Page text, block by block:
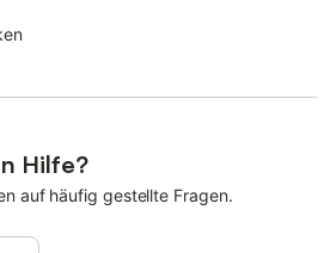
Hilfe?
auf häufig gestellte Fragen.